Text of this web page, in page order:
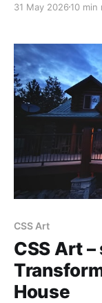
を掲載していま
31 May 2026 10 min
CSS Art
CSS Art
House